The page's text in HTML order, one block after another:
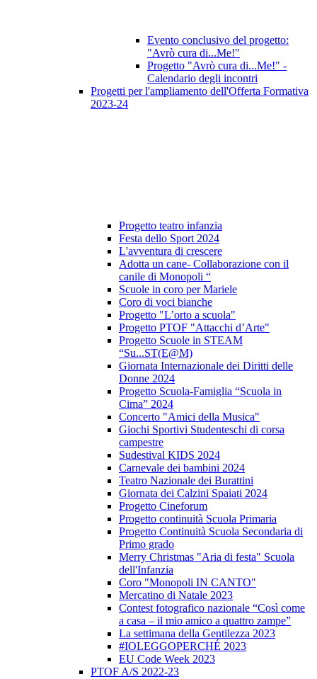
Evento conclusivo del progetto:
"Avrò cura di...Me!"
Progetto "Avrò cura di...Me!" -
Calendario degli incontri
Progetti per l'ampliamento dell'Offerta Formativa
2023-24
Progetto teatro infanzia
Festa dello Sport 2024
L'avventura di crescere
Adotta un cane- Collaborazione con il
canile di Monopoli “
Scuole in coro per Mariele
Coro di voci bianche
Progetto "L’orto a scuola"
Progetto PTOF "Attacchi d’Arte"
Progetto Scuole in STEAM
“Su...ST(E@M)
Giornata Internazionale dei Diritti delle
Donne 2024
Progetto Scuola-Famiglia “Scuola in
Cima” 2024
Concerto "Amici della Musica"
Giochi Sportivi Studenteschi di corsa
campestre
Sudestival KIDS 2024
Carnevale dei bambini 2024
Teatro Nazionale dei Burattini
Giornata dei Calzini Spaiati 2024
Progetto Cineforum
Progetto continuità Scuola Primaria
Progetto Continuità Scuola Secondaria di
Primo grado
Merry Christmas "Aria di festa" Scuola
dell'Infanzia
Coro "Monopoli IN CANTO"
Mercatino di Natale 2023
Contest fotografico nazionale “Così come
a casa – il mio amico a quattro zampe”
La settimana della Gentilezza 2023
#IOLEGGOPERCHÉ 2023
EU Code Week 2023
PTOF A/S 2022-23